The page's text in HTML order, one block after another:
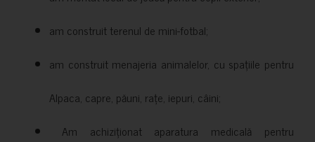
am construit terenul de mini-fotbal;
am construit menajeria animalelor, cu spațiile pentru
Alpaca, capre, păuni, rațe, iepuri, câini;
Am achiziționat aparatura medicală pentru